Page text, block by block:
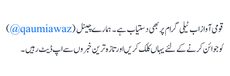
قومی آواز اب ٹیلی گرام پر بھی دستیاب ہے۔ ہمارے چینل (qaumiawaz@
)
کو جوائن کرنے کے لئے یہاں کلک کریں اور تازہ ترین خبروں سے اپ ڈیٹ رہیں۔